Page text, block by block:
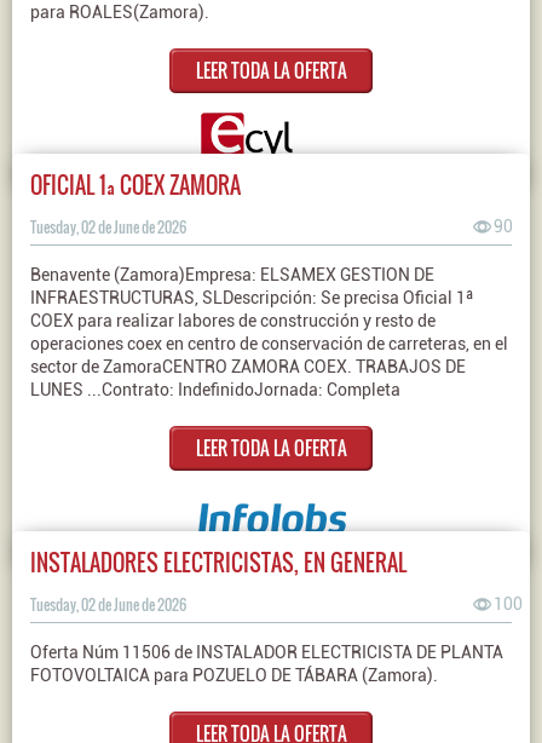
para ROALES(Zamora).
LEER TODA LA OFERTA
OFICIAL 1ª COEX ZAMORA
Tuesday, 02 de June de 2026 90
Benavente (Zamora)Empresa: ELSAMEX GESTION DE
INFRAESTRUCTURAS, SLDescripción: Se precisa Oficial 1ª
COEX para realizar labores de construcción y resto de
operaciones coex en centro de conservación de carreteras, en el
sector de ZamoraCENTRO ZAMORA COEX. TRABAJOS DE
LUNES ...Contrato: IndefinidoJornada: Completa
LEER TODA LA OFERTA
INSTALADORES ELECTRICISTAS, EN GENERAL
Tuesday, 02 de June de 2026 100
Oferta Núm 11506 de INSTALADOR ELECTRICISTA DE PLANTA
FOTOVOLTAICA para POZUELO DE TÁBARA (Zamora).
LEER TODA LA OFERTA